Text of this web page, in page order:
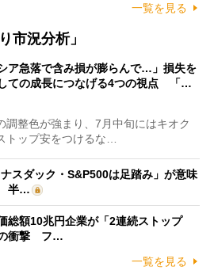
一覧を見る
市況分析」
ア急落で含み損が膨らんで…」損失を
ての成長につなげる4つの視点 「…
整色が強まり、7月中旬にはキオク
トップ安をつけるな…
ナスダック・S&P500は足踏み」が意味
半…
総額10兆円企業が「2連続ストップ
の衝撃 フ…
一覧を見る